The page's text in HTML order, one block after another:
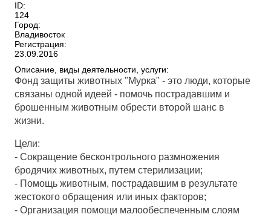
ID:
124
Город:
Владивосток
Регистрация:
23.09.2016
Описание, виды деятельности, услуги:
Фонд защиты животных "Мурка" - это люди, которые
связаны одной идеей - помочь пострадавшим и
брошенным животным обрести второй шанс в
жизни.
Цели:
- Сокращение бесконтрольного размножения
бродячих животных, путем стерилизации;
- Помощь животным, пострадавшим в результате
жестокого обращения или иных факторов;
- Организация помощи малообеспеченным слоям